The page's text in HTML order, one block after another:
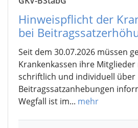
Hinweispflicht der
bei
Seit dem 30.07.2026 müssen
Krankenkassen ihre
schriftlich und individuell über
Beitragssatzanhebungen
Wegfall ist im... mehr